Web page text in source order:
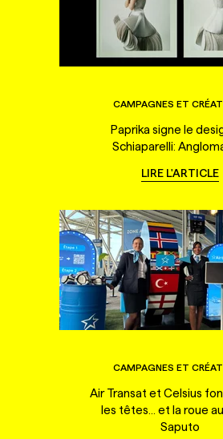
CAMPAGNES ET
Paprika signe le
Schiaparelli:
LIRE L'ARTICLE
CAMPAGNES ET
Air Transat et Celsius
les têtes... et la roue
Saputo